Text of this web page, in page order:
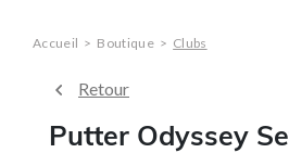
Accueil > Boutique > Clubs
Retour
Putter Odyssey